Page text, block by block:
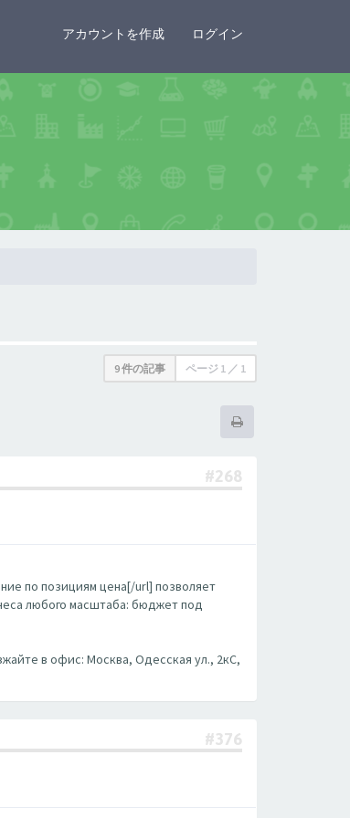
アカウントを作成 ログイン
9 件の記事 ページ 1 ／ 1
#268
по позициям цена[/url] позволяет
любого масштаба: бюджет под
в офис: Москва, Одесская ул., 2кС,
#376